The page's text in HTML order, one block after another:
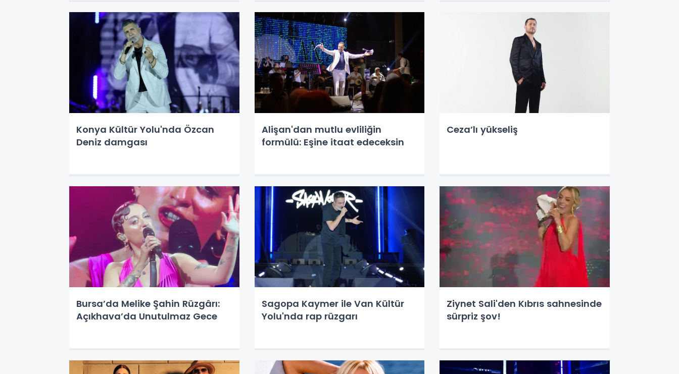
Konya Kültür Yolu'nda Özcan
Deniz damgası
Alişan'dan mutlu evliliğin
formülü: Eşine itaat edeceksin
Ceza’lı yükseliş
Bursa’da Melike Şahin Rüzgârı:
Açıkhava’da Unutulmaz Gece
Sagopa Kaymer ile Van Kültür
Yolu'nda rap rüzgarı
Ziynet Sali'den Kıbrıs sahnesinde
sürpriz şov!